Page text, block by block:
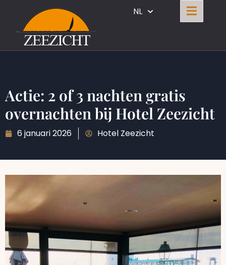
NL
Actie: 2 of 3 nachten gratis
overnachten bij Hotel Zeezicht
6 januari 2026 Hotel Zeezicht